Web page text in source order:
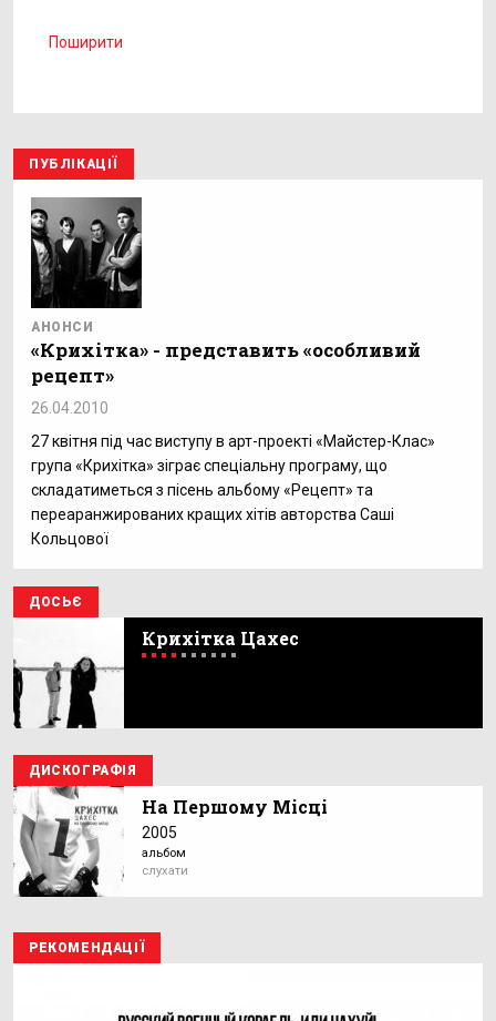
Поширити
ПУБЛІКАЦІЇ
АНОНСИ
«Крихітка» - представить «особливий
рецепт»
26.04.2010
27 квітня під час виступу в арт-проекті «Майстер-Клас»
група «Крихітка» зіграє спеціальну програму, що
складатиметься з пісень альбому «Рецепт» та
переаранжированих кращих хітів авторства Саші
Кольцової
ДОСЬЄ
Крихітка Цахес
ДИСКОГРАФІЯ
На Першому Місці
2005
альбом
слухати
РЕКОМЕНДАЦІЇ